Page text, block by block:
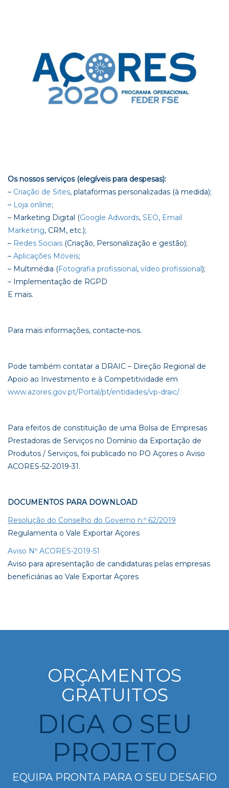
Os nossos serviços (elegíveis para despesas):
– Criação de Sites, plataformas personalizadas (à medida);
– Loja online;
– Marketing Digital (Google Adwords, SEO, Email
Marketing, CRM, etc.);
– Redes Sociais (Criação, Personalização e gestão);
– Aplicações Móveis;
– Multimédia (Fotografia profissional, vídeo profissional);
– Implementação de RGPD
E mais.
Para mais informações, contacte-nos.
Pode também contatar a DRAIC – Direção Regional de
Apoio ao Investimento e à Competitividade em
www.azores.gov.pt/Portal/pt/entidades/vp-draic/
Para efeitos de constituição de uma Bolsa de Empresas
Prestadoras de Serviços no Domínio da Exportação de
Produtos / Serviços, foi publicado no PO Açores o Aviso
ACORES-52-2019-31.
DOCUMENTOS PARA DOWNLOAD
Resolução do Conselho do Governo n.º 62/2019
Regulamenta o Vale Exportar Açores
Aviso Nº ACORES-2019-51
Aviso para apresentação de candidaturas pelas empresas
beneficiárias ao Vale Exportar Açores
ORÇAMENTOS
GRATUITOS
DIGA O SEU
PROJETO
EQUIPA PRONTA PARA O SEU DESAFIO